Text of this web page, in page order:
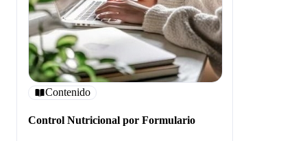
Contenido
Control Nutricional por Formulario